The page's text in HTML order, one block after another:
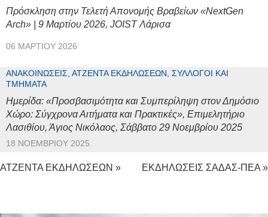
Πρόσκληση στην Τελετή Απονομής Βραβείων «NextGen
Arch» | 9 Μαρτίου 2026, JOIST Λάρισα
06 ΜΑΡΤΊΟΥ 2026
ΑΝΑΚΟΙΝΏΣΕΙΣ, ΑΤΖΈΝΤΑ ΕΚΔΗΛΏΣΕΩΝ, ΣΎΛΛΟΓΟΙ ΚΑΙ
ΤΜΉΜΑΤΑ
Ημερίδα: «Προσβασιμότητα και Συμπερίληψη στον Δημόσιο
Χώρο: Σύγχρονα Αιτήματα και Πρακτικές», Επιμελητήριο
Λασιθίου, Άγιος Νικόλαος, Σάββατο 29 Νοεμβρίου 2025
18 ΝΟΕΜΒΡΊΟΥ 2025
ΑΤΖΕΝΤΑ ΕΚΔΗΛΩΣΕΩΝ » ΕΚΔΗΛΩΣΕΙΣ ΣΑΔΑΣ-ΠΕΑ »